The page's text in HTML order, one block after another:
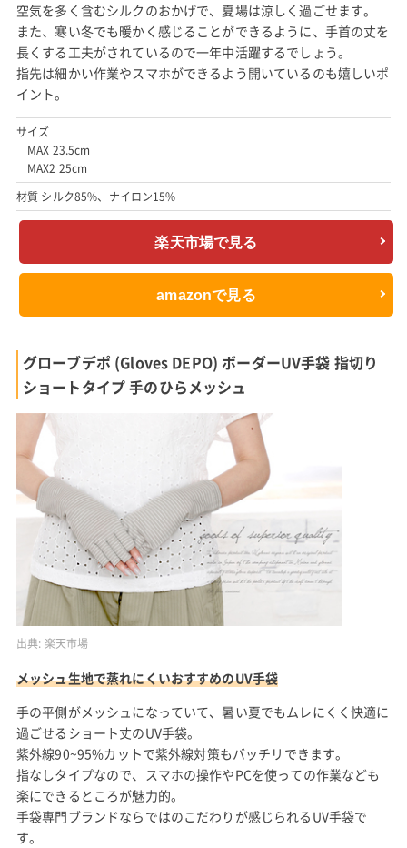
空気を多く含むシルクのおかげで、夏場は涼しく過ごせます。
また、寒い冬でも暖かく感じることができるように、手首の丈を
長くする工夫がされているので一年中活躍するでしょう。
指先は細かい作業やスマホができるよう開いているのも嬉しいポ
イント。
サイズ
MAX 23.5cm
MAX2 25cm
材質 シルク85%、ナイロン15%
楽天市場で見る
amazonで見る
グローブデポ (Gloves DEPO) ボーダーUV手袋 指切り
ショートタイプ 手のひらメッシュ
出典: 楽天市場
メッシュ生地で蒸れにくいおすすめのUV手袋
手の平側がメッシュになっていて、暑い夏でもムレにくく快適に
過ごせるショート丈のUV手袋。
紫外線90~95%カットで紫外線対策もバッチリできます。
指なしタイプなので、スマホの操作やPCを使っての作業なども
楽にできるところが魅力的。
手袋専門ブランドならではのこだわりが感じられるUV手袋で
す。